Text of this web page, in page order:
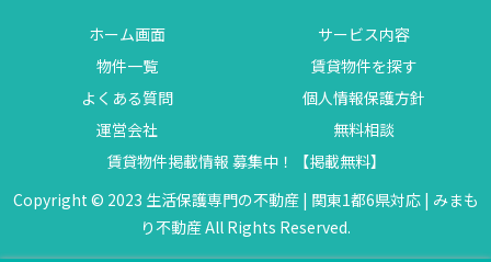
ホーム画面
サービス内容
物件一覧
賃貸物件を探す
よくある質問
個人情報保護方針
運営会社
無料相談
賃貸物件掲載情報 募集中！【掲載無料】
Copyright © 2023 生活保護専門の不動産 | 関東1都6県対応 | みまも
り不動産 All Rights Reserved.